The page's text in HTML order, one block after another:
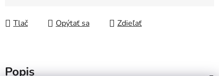
Tlač Opýtať sa Zdieľať
Popis